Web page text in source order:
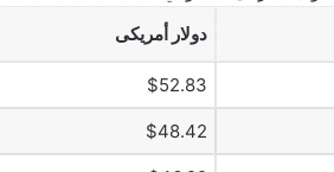
دولار أمريكى
$52.83
$48.42